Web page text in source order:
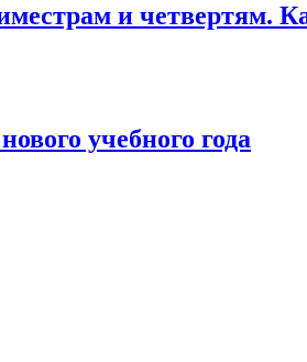
и четвертям.
учебного года